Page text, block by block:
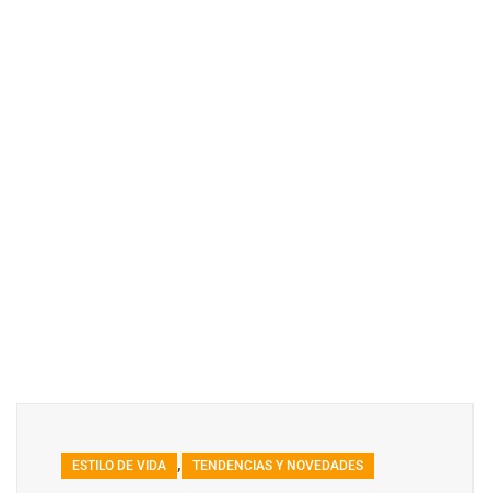
ESTILO DE VIDA , TENDENCIAS Y NOVEDADES